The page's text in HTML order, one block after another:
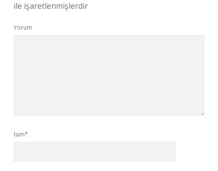
ile işaretlenmişlerdir
Yorum
İsim*